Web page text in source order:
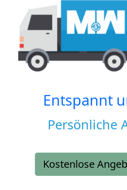
Entspannt
Persönliche
Kostenlose